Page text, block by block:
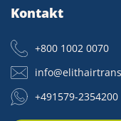
Kontakt
+800 1002 0070
+491579-2354200